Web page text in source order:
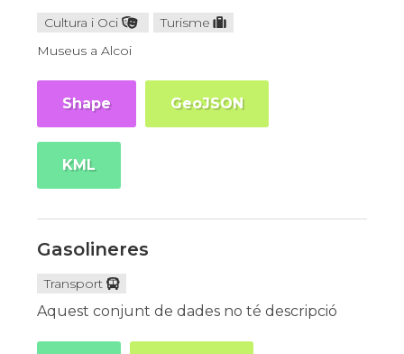
Cultura i Oci
Turisme
Museus a Alcoi
Shape GeoJSON
KML
Gasolineres
Transport
Aquest conjunt de dades no té descripció